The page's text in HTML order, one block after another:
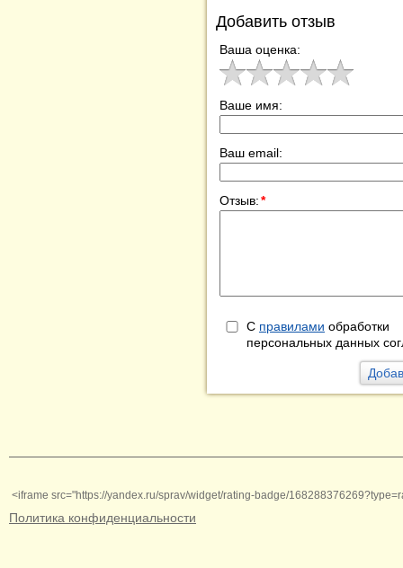
Добавить отзыв
Ваша оценка:
Ваше имя:
Ваш email:
Отзыв:*
С правилами обработки
персональных данных
<iframe src="https://yandex.ru/sprav/widget/rating-badge/
Политика конфиденциальности